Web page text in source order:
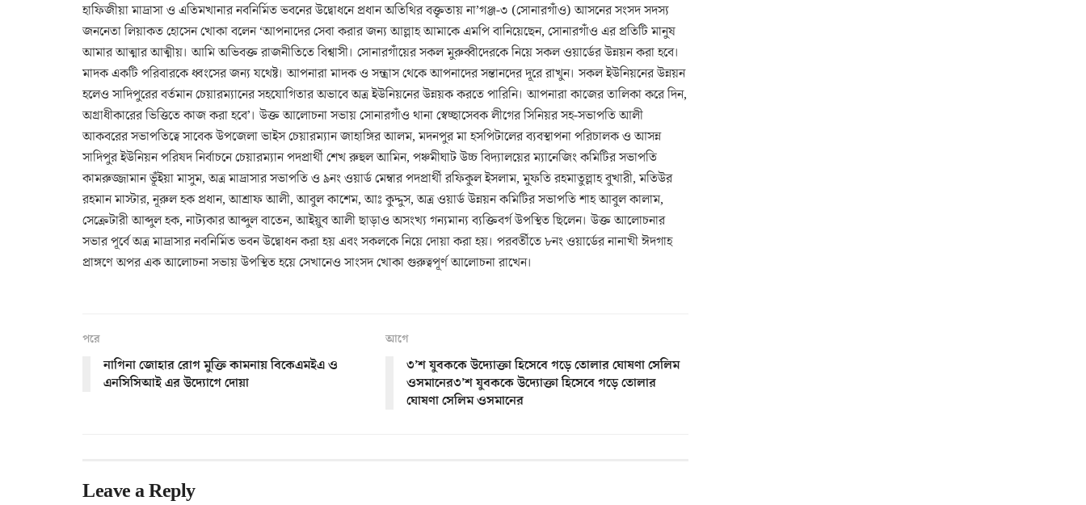
হাফিজীয়া মাদ্রাসা ও এতিমখানার নবনির্মিত ভবনের উদ্বোধনে প্রধান অতিথির বক্তৃতায় না’গঞ্জ-৩ (সোনারগাঁও) আসনের সংসদ সদস্য
জননেতা লিয়াকত হোসেন খোকা বলেন ‘আপনাদের সেবা করার জন্য আল্লাহ আমাকে এমপি বানিয়েছেন, সোনারগাঁও এর প্রতিটি মানুষ
আমার আত্মার আত্মীয়। আমি অভিবক্ত রাজনীতিতে বিশ্বাসী। সোনারগাঁয়ের সকল মুরুব্বীদেরকে নিয়ে সকল ওয়ার্ডের উন্নয়ন করা হবে।
মাদক একটি পরিবারকে ধ্বংসের জন্য যথেষ্ট। আপনারা মাদক ও সন্ত্রাস থেকে আপনাদের সন্তানদের দূরে রাখুন। সকল ইউনিয়নের উন্নয়ন
হলেও সাদিপুরের বর্তমান চেয়ারম্যানের সহযোগিতার অভাবে অত্র ইউনিয়নের উন্নয়ক করতে পারিনি। আপনারা কাজের তালিকা করে দিন,
অগ্রাধীকারের ভিত্তিতে কাজ করা হবে’। উক্ত আলোচনা সভায় সোনারগাঁও থানা স্বেচ্ছাসেবক লীগের সিনিয়র সহ-সভাপতি আলী
আকবরের সভাপতিত্বে সাবেক উপজেলা ভাইস চেয়ারম্যান জাহাঙ্গির আলম, মদনপুর মা হসপিটালের ব্যবস্থাপনা পরিচালক ও আসন্ন
সাদিপুর ইউনিয়ন পরিষদ নির্বাচনে চেয়ারম্যান পদপ্রার্থী শেখ রুহুল আমিন, পঞ্চমীঘাট উচ্চ বিদ্যালয়ের ম্যানেজিং কমিটির সভাপতি
কামরুজ্জামান ভূঁইয়া মাসুম, অত্র মাদ্রাসার সভাপতি ও ৯নং ওয়ার্ড মেম্বার পদপ্রার্থী রফিকুল ইসলাম, মুফতি রহমাতুল্লাহ বুখারী, মতিউর
রহমান মাস্টার, নূরুল হক প্রধান, আশ্রাফ আলী, আবুল কাশেম, আঃ কুদ্দুস, অত্র ওয়ার্ড উন্নয়ন কমিটির সভাপতি শাহ আবুল কালাম,
সেক্রেটারী আব্দুল হক, নাট্যকার আব্দুল বাতেন, আইয়ুব আলী ছাড়াও অসংখ্য গন্যমান্য ব্যক্তিবর্গ উপস্থিত ছিলেন। উক্ত আলোচনার
সভার পূর্বে অত্র মাদ্রাসার নবনির্মিত ভবন উদ্বোধন করা হয় এবং সকলকে নিয়ে দোয়া করা হয়। পরবর্তীতে ৮নং ওয়ার্ডের নানাখী ঈদগাহ
প্রাঙ্গণে অপর এক আলোচনা সভায় উপস্থিত হয়ে সেখানেও সাংসদ খোকা গুরুত্বপূর্ণ আলোচনা রাখেন।
পরে
নাগিনা জোহার রোগ মুক্তি কামনায় বিকেএমইএ ও
এনসিসিআই এর উদ্যোগে দোয়া
আগে
৩’শ যুবককে উদ্যোক্তা হিসেবে গড়ে তোলার ঘোষণা সেলিম
ওসমানের৩’শ যুবককে উদ্যোক্তা হিসেবে গড়ে তোলার
ঘোষণা সেলিম ওসমানের
Leave a Reply